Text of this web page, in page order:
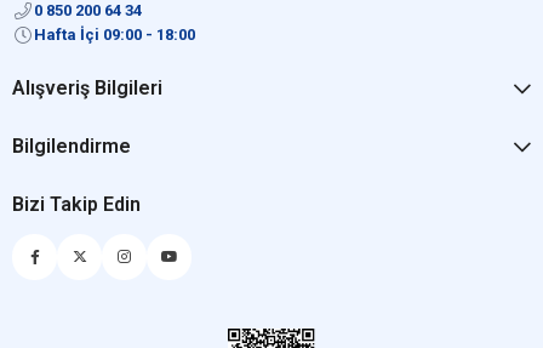
0 850 200 64 34
Hafta İçi 09:00 - 18:00
Alışveriş Bilgileri
Bilgilendirme
Bizi Takip Edin